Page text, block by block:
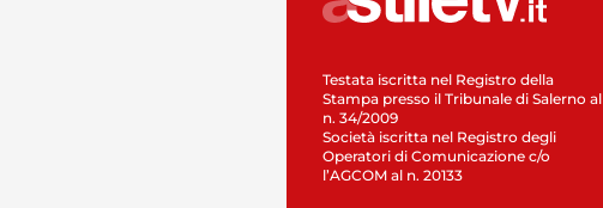
Testata iscritta nel Registro della
Stampa presso il Tribunale di Salerno al
n. 34/2009
Società iscritta nel Registro degli
Operatori di Comunicazione c/o
l’AGCOM al n. 20133